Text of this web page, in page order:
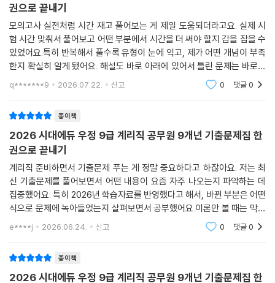
권으로 끝내기
모의고사 실전처럼 시간 재고 풀어보는 게 제일 도움되더라고요. 실제 시
험 시간 맞춰서 풀어보고 어떤 부분에서 시간을 더 써야 할지 감을 잡을 수
있었어요.특히 반복해서 풀수록 유형이 눈에 익고, 제가 어떤 개념이 부족
한지 확실히 알게 됐어요. 해설도 바로 아래에 있어서 틀린 문제는 바로바
로 확인하고 넘어갈 수 있어서 좋았습니다.시험 직전에 최종 점검하거나
감을 잃지 않기
q*******9 2026.07.22. 신고 0 댓글0
종이책
2026 시대에듀 우정 9급 계리직 공무원 9개년 기출문제집 한
권으로 끝내기
계리직 준비하면서 기출문제 푸는 게 정말 중요하다고 하잖아요. 저는 최
신 기출문제를 풀어보면서 어떤 내용이 요즘 자주 나오는지 파악하는 데
집중했어요. 특히 2026년 학습자료를 반영했다고 해서, 바뀐 부분은 어떤
식으로 문제에 녹아들었는지 살펴보면서 공부했어요.이론만 볼 때는 막연
했던 부분들이 기출문제 해설을 보면서 명확해지는 경험을 여러 번 했어
요. 특히 오답 해설이
e****j 2026.06.24. 신고 0 댓글0
종이책
2026 시대에듀 우정 9급 계리직 공무원 9개년 기출문제집 한